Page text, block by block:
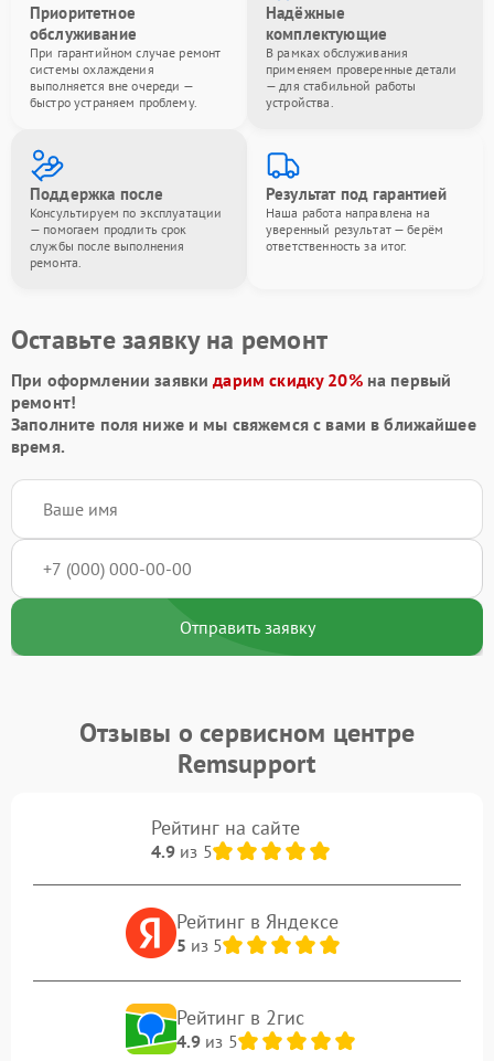
Приоритетное
обслуживание
При гарантийном случае ремонт
системы охлаждения
выполняется вне очереди —
быстро устраняем проблему.
Надёжные
комплектующие
В рамках обслуживания
применяем проверенные детали
— для стабильной работы
устройства.
Поддержка после
Консультируем по эксплуатации
— помогаем продлить срок
службы после выполнения
ремонта.
Результат под гарантией
Наша работа направлена на
уверенный результат — берём
ответственность за итог.
Оставьте заявку на ремонт
При оформлении заявкидарим скидку 20%на первый
ремонт!
Заполните поля ниже и мы свяжемся с вами в ближайшее
время.
Отправить заявку
Отзывы о сервисном центре
Remsupport
Рейтинг на сайте
4.9из 5
Рейтинг в Яндексе
5 из 5
Рейтинг в 2гис
4.9из 5